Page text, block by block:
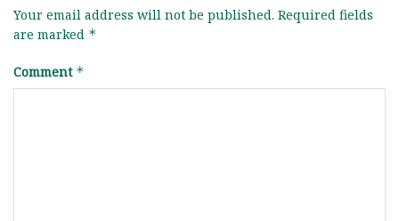
Your email address will not be published. Required fields
are marked *
Comment *